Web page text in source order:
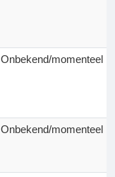
Onbekend/momenteel
Onbekend/momenteel